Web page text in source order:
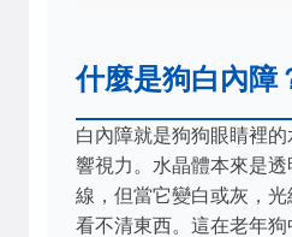
什麼是狗白內障
白內障就是狗狗眼睛裡
響視力。水晶體本來是
線，但當它變白或灰，
看不清東西。這在老年